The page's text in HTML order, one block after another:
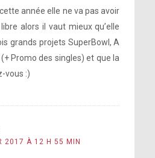
année elle ne va pas avoir
alors il vaut mieux qu’elle
grands projets SuperBowl, A
Promo des singles) et que la
vous :)
2017 À 12 H 55 MIN